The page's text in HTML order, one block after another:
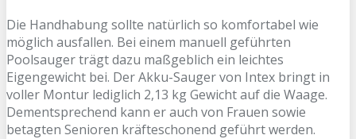
Die Handhabung sollte natürlich so komfortabel wie
möglich ausfallen. Bei einem manuell geführten
Poolsauger trägt dazu maßgeblich ein leichtes
Eigengewicht bei. Der Akku-Sauger von Intex bringt in
voller Montur lediglich 2,13 kg Gewicht auf die Waage.
Dementsprechend kann er auch von Frauen sowie
betagten Senioren kräfteschonend geführt werden.